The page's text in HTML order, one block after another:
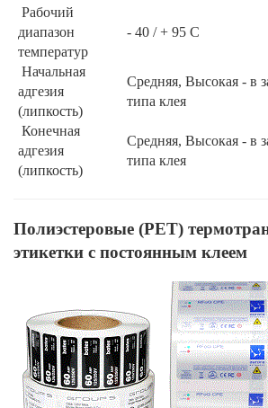
Рабочий
диапазон
температур
- 40 / + 95 С
Начальная
адгезия
(липкость)
Средняя, Высокая - в
типа клея
Конечная
адгезия
(липкость)
Средняя, Высокая - в
типа клея
Полиэстеровые (РЕТ)
этикетки с постоянным клеем